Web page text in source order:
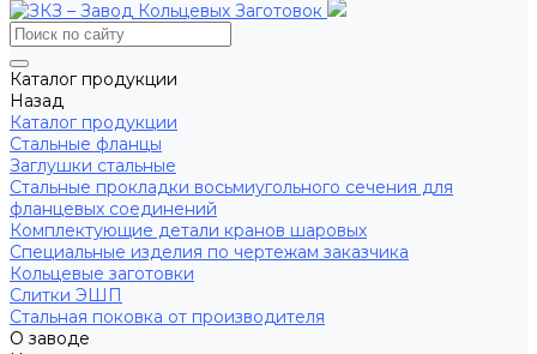
Каталог продукции
Назад
Каталог продукции
Стальные фланцы
Заглушки стальные
Стальные прокладки восьмиугольного сечения для
фланцевых соединений
Комплектующие детали кранов шаровых
Специальные изделия по чертежам заказчика
Кольцевые заготовки
Слитки ЭШП
Стальная поковка от производителя
О заводе